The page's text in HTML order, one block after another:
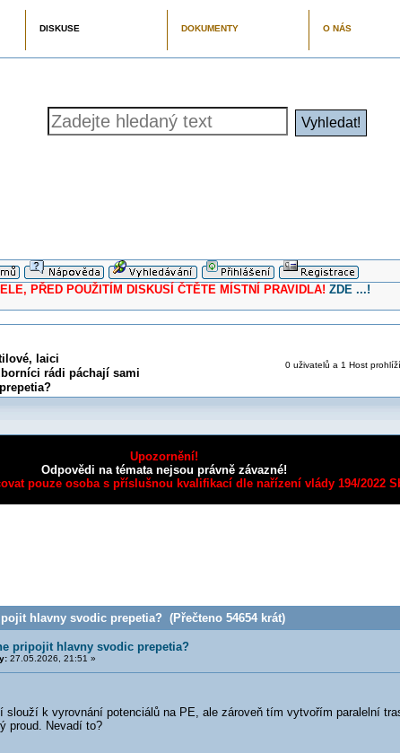
DISKUSE DOKUMENTY O NÁS
POUŽITÍM DISKUSÍ ČTĚTE MÍSTNÍ PRAVIDLA! ZDE ...!
laici
rádi páchají sami
0 uživatelů a 1 Host
Upozornění!
Odpovědi na témata nejsou právně závazné!
pouze osoba s příslušnou kvalifikací dle nařízení vlády 194/2022
hlavny svodic prepetia? (Přečteno 54654 krát)
pripojit hlavny svodic prepetia?
27.05.2026, 21:51 »
slouží k vyrovnání potenciálů na PE, ale zároveň tím vytvořím paralelní
proud. Nevadí to?